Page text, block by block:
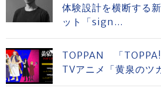
体験設計を横断する
ット「sign...
TOPPAN 「
TVアニメ「黄泉のツ